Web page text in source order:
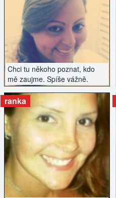
Chci tu někoho poznat, kdo
mě zaujme. Spíše vážně.
ZOBRAZIT INZERÁT
ranka
ZOBRAZIT INZERÁT